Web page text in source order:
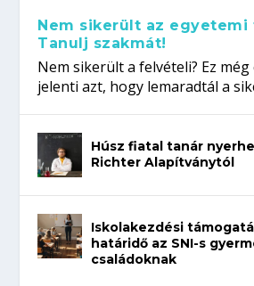
Nem sikerült az
Tanulj szakmát!
Nem sikerült a felvételi? Ez
jelenti azt, hogy lemaradtál a
Húsz fiatal tanár
Richter Alapítványtól
Iskolakezdési
határidő az SNI-s
családoknak